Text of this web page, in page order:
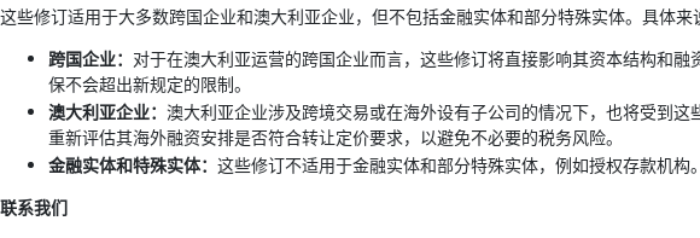
这些修订适用于大多数跨国企业和澳大利亚企业，但不包括金融实体和部分特殊实体。具体来
跨国企业： 对于在澳大利亚运营的跨国企业而言，这些修订将直接影响其资本结构和
保不会超出新规定的限制。
澳大利亚企业： 澳大利亚企业涉及跨境交易或在海外设有子公司的情况下，也将受到
重新评估其海外融资安排是否符合转让定价要求，以避免不必要的税务风险。
金融实体和特殊实体： 这些修订不适用于金融实体和部分特殊实体，例如授权存款机
联系我们